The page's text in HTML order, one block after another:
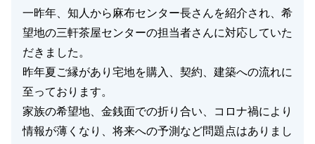
一昨年、知人から麻布センター長さんを紹介され、希
望地の三軒茶屋センターの担当者さんに対応していた
だきました。
昨年夏ご縁があり宅地を購入、契約、建築への流れに
至っております。
家族の希望地、金銭面での折り合い、コロナ禍により
情報が薄くなり、将来への予測など問題点はありまし